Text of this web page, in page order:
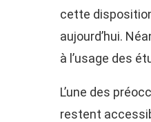
cette
aujourd’hui.
à l’usage des
L’une des
restent